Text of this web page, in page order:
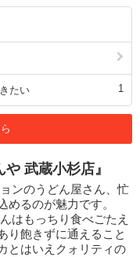
たい 1
武蔵小杉店』
ンのうどん屋さん、忙
めるのが魅力です。
はもっちり食べごたえ
り飽きずに通えること
とはいえクォリティの